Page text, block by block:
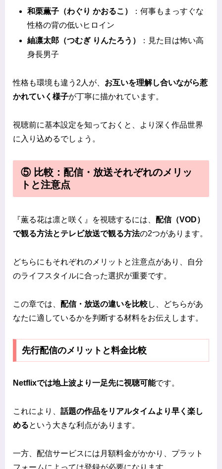
和栗薫子（わぐり かおるこ）
：何事もまっすぐな
性格の背の低いヒロイン
紬凛太郎（つむぎ りんたろう）
：見た目は怖い高
身長男子
性格も環境も違う2人が、 お互いを理解し合いながら惹
かれていく様子が丁寧に描かれています。
視聴前に基本設定を知っておくと、より深く作品世界
に入り込めるでしょう。
⑤ 比較：配信・放送それぞれのメリッ
トと注意点
『薫る花は凛と咲く』を視聴するには、 配信（VOD）
で観る方法とテレビ放送で観る方法の2つがあります。
どちらにもそれぞれのメリットと注意点があり、自分
のライフスタイルに合った選択が重要です。
この章では、 配信・放送の違いを比較し、どちらがあ
なたに適しているかを判断する材料をお伝えします。
先行配信のメリットと料金比較
Netflixでは地上波より一足先に視聴可能です。
これにより、 話題の作品をリアルタイムより早く楽し
めるという大きな利点があります。
一方、配信サービスには月額料金がかかり、プラット
フォームによっては登録が必要になります。